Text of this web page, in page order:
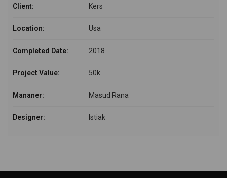
Client: Kers
Location: Usa
Completed Date: 2018
Project Value: 50k
Mananer: Masud Rana
Designer: Istiak